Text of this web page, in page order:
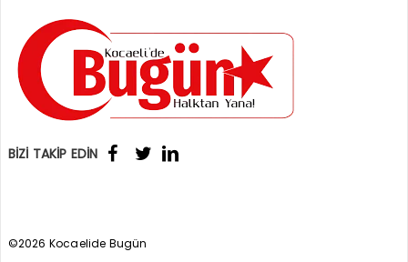
BİZİ TAKİP EDİN
©2026 Kocaelide Bugün